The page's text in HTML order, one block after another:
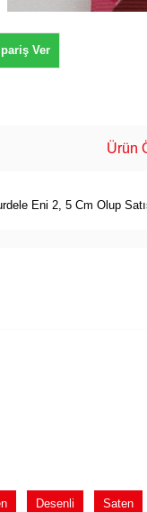
Ver
Ürün
Eni 2, 5 Cm Olup
Desenli Saten